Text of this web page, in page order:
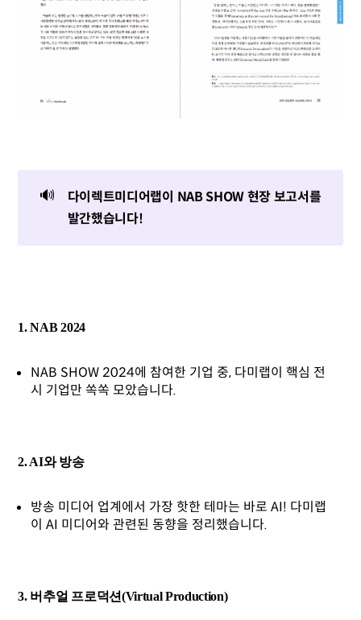
🔊
다이렉트미디어랩이 NAB SHOW 현장 보고서를
발간했습니다!
1. NAB 2024
NAB SHOW 2024에 참여한 기업 중, 다미랩이 핵심 전
시 기업만 쏙쏙 모았습니다.
2. AI와 방송
방송 미디어 업계에서 가장 핫한 테마는 바로 AI! 다미랩
이 AI 미디어와 관련된 동향을 정리했습니다.
3. 버추얼 프로덕션(Virtual Production)